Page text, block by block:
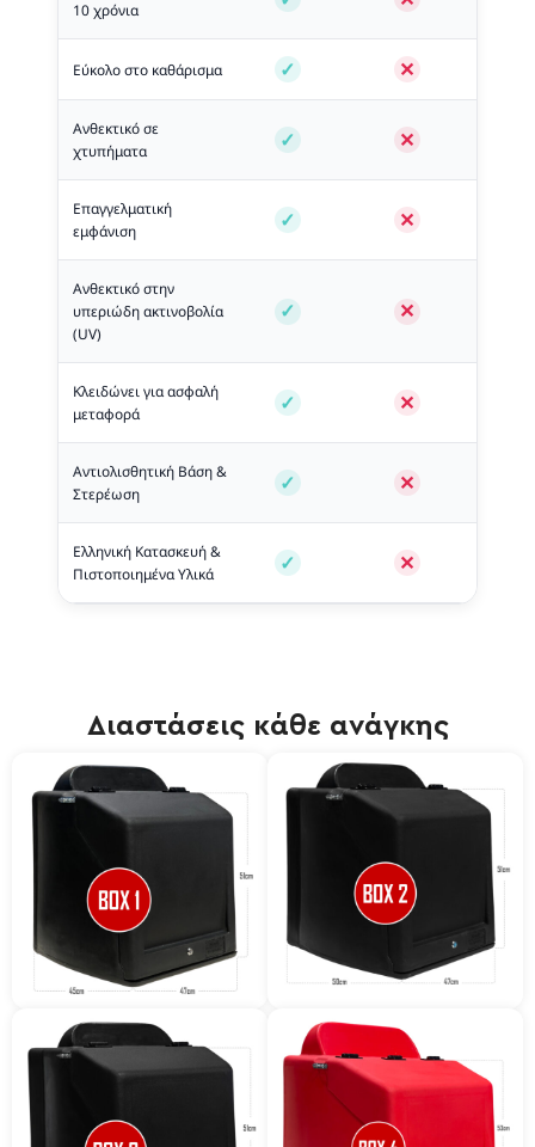
10 χρόνια
Εύκολο στο καθάρισμα
Ανθεκτικό σε
χτυπήματα
Επαγγελματική
εμφάνιση
Ανθεκτικό στην
υπεριώδη ακτινοβολία
(UV)
Κλειδώνει για ασφαλή
μεταφορά
Αντιολισθητική Βάση &
Στερέωση
Ελληνική Κατασκευή &
Πιστοποιημένα Υλικά
Διαστάσεις κάθε ανάγκης